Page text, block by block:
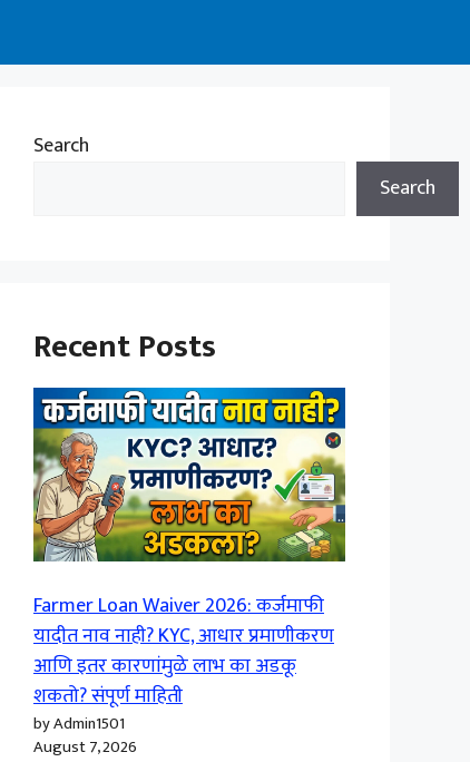
Search
Search
Recent Posts
Farmer Loan Waiver 2026: कर्जमाफी
यादीत नाव नाही? KYC, आधार प्रमाणीकरण
आणि इतर कारणांमुळे लाभ का अडकू
शकतो? संपूर्ण माहिती
by Admin1501
August 7, 2026